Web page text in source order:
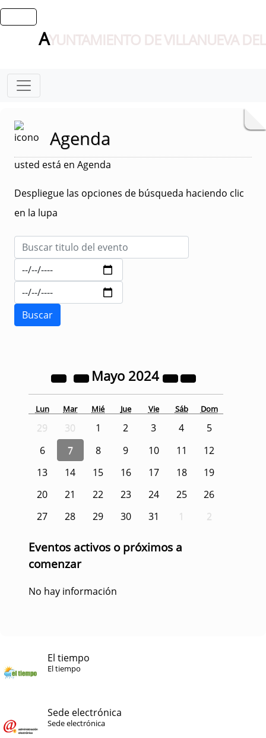
AYUNTAMIENTO DE VILLANUEVA
Agenda
usted está en Agenda
Despliegue las opciones de búsqueda haciendo clic
en la lupa
Mayo 2024
Lun Mar Mié Jue Vie Sáb Dom
29 30 1 2 3 4
5
6
7 8 9 10 11
12
13
14 15 16 17 18
19
20
21 22 23 24 25
26
27
28 29 30 31 1 2
Eventos activos o próximos a
comenzar
No hay información
El tiempo
El tiempo
Sede electrónica
Sede electrónica